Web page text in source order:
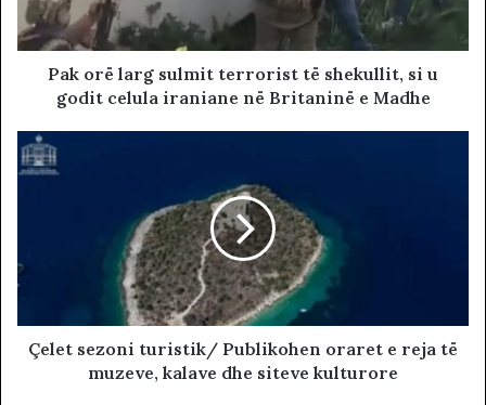
Pak orë larg sulmit terrorist të shekullit, si u
godit celula iraniane në Britaninë e Madhe
Çelet sezoni turistik/ Publikohen oraret e reja të
muzeve, kalave dhe siteve kulturore